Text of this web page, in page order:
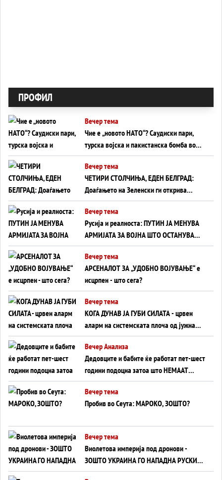
ПРОФИЛ
Вечер тема
Чие е „новото НАТО“? Саудиски пари,
турска војска и пакистанска бомба во
служба на Америка - или ќе стане
сувишна?
Вечер тема
ЧЕТИРИ СТОЛЧИЊА, ЕДЕН БЕЛГРАД:
Доаѓањето на Зеленски ги открива
тајните на политиката на балансирање
на Вучиќ
Вечер тема
Русија и реалноста: ПУТИН ЈА МЕНУВА
АРМИЈАТА ЗА ВОЈНА ШТО ОСТАНУВА
БЕЗ ФРОНТ
Вечер тема
АРСЕНАЛОТ ЗА „УДОБНО ВОЈУВАЊЕ“ е
исцрпен - што сега?
Вечер тема
КОГА ДУНАВ ЈА ГУБИ СИЛАТА - црвен
аларм на системската плоча од јужна
Германија до Црното Море...
Вечер Анализа
Дедовците и бабите ќе работат пет-шест
години подоцна затоа што НЕМААТ
ВНУЦИ ДА ГИ ЗАМЕНАТ
Вечер тема
Пробив во Сеута: МАРОКО, ЗОШТО?
Вечер тема
Виолетова империја под дронови -
ЗОШТО УКРАИНА ГО НАПАДНА РУСКИОТ
WILDBERRIES